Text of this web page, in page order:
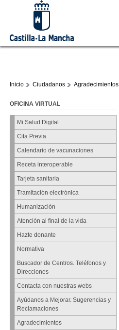
Inicio Ciudadanos Agradecimientos
OFICINA VIRTUAL
Mi Salud Digital
Cita Previa
Calendario de vacunaciones
Receta interoperable
Tarjeta sanitaria
Tramitación electrónica
Humanización
Atención al final de la vida
Hazte donante
Normativa
Buscador de Centros. Teléfonos y
Direcciones
Contacta con nuestras webs
Ayúdanos a Mejorar. Sugerencias y
Reclamaciones
Agradecimientos